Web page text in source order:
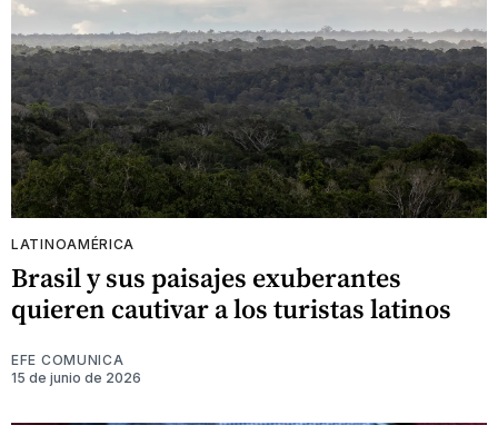
LATINOAMÉRICA
Brasil y sus paisajes exuberantes
quieren cautivar a los turistas latinos
EFE COMUNICA
15 de junio de 2026